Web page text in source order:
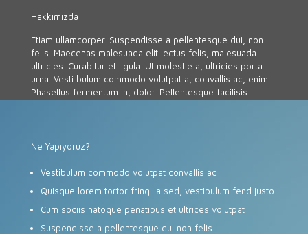
Hakkımızda
Etiam ullamcorper. Suspendisse a pellentesque dui, non
felis. Maecenas malesuada elit lectus felis, malesuada
ultricies. Curabitur et ligula. Ut molestie a, ultricies porta
urna. Vesti bulum commodo volutpat a, convallis ac, enim.
Phasellus fermentum in, dolor. Pellentesque facilisis.
Ne Yapıyoruz?
Vestibulum commodo volutpat convallis ac
Quisque lorem tortor fringilla sed, vestibulum fend justo
Cum sociis natoque penatibus et ultrices volutpat
Suspendisse a pellentesque dui non felis